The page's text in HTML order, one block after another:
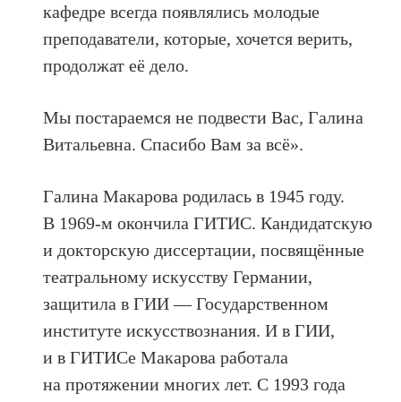
кафедре всегда появлялись молодые
преподаватели, которые, хочется верить,
продолжат её дело.
Мы постараемся не подвести Вас, Галина
Витальевна. Спасибо Вам за всё».
Галина Макарова родилась в 1945 году.
В 1969-м окончила ГИТИС. Кандидатскую
и докторскую диссертации, посвящённые
театральному искусству Германии,
защитила в ГИИ — Государственном
институте искусствознания. И в ГИИ,
и в ГИТИСе Макарова работала
на протяжении многих лет. С 1993 года